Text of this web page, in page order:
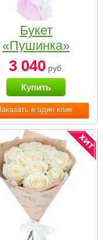
в один клик
Букет
«Пушинка»
3 040руб.
Купить